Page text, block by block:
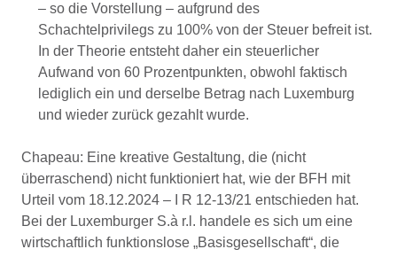
– so die Vorstellung – aufgrund des
Schachtelprivilegs zu 100% von der Steuer befreit ist.
In der Theorie entsteht daher ein steuerlicher
Aufwand von 60 Prozentpunkten, obwohl faktisch
lediglich ein und derselbe Betrag nach Luxemburg
und wieder zurück gezahlt wurde.
Chapeau: Eine kreative Gestaltung, die (nicht
überraschend) nicht funktioniert hat, wie der BFH mit
Urteil vom 18.12.2024 – I R 12-13/21 entschieden hat.
Bei der Luxemburger S.à r.l. handele es sich um eine
wirtschaftlich funktionslose „Basisgesellschaft“, die